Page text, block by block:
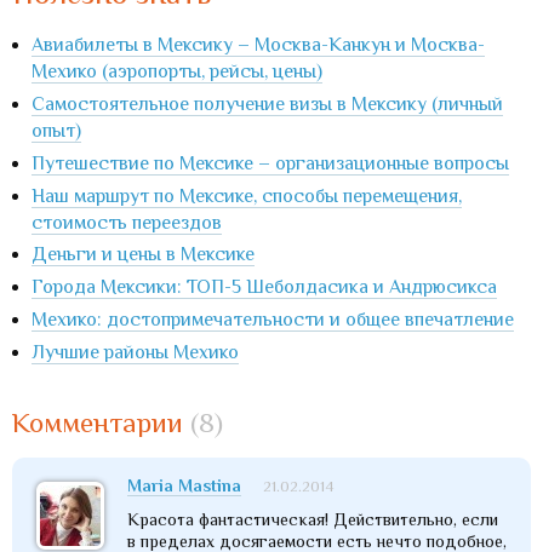
Авиабилеты в Мексику – Москва-Канкун и Москва-
Мехико (аэропорты, рейсы, цены)
Самостоятельное получение визы в Мексику (личный
опыт)
Путешествие по Мексике – организационные вопросы
Наш маршрут по Мексике, способы перемещения,
стоимость переездов
Деньги и цены в Мексике
Города Мексики: ТОП-5 Шеболдасика и Андрюсикса
Мехико: достопримечательности и общее впечатление
Лучшие районы Мехико
Комментарии (8)
Maria Mastina 21.02.2014
Красота фантастическая! Действительно, если
в пределах досягаемости есть нечто подобное,